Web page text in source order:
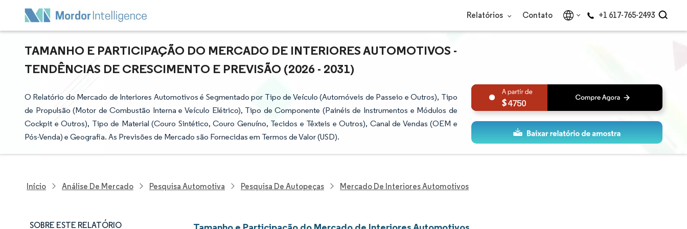
Relatórios Contato +1 617-765-2493
TAMANHO E PARTICIPAÇÃO DO MERCADO DE INTERIORES AUTOMOTIVOS -
TENDÊNCIAS DE CRESCIMENTO E PREVISÃO (2026 - 2031)
O Relatório do Mercado de Interiores Automotivos é Segmentado por Tipo de Veículo (Automóveis de Passeio e Outros), Tipo
de Propulsão (Motor de Combustão Interna e Veículo Elétrico), Tipo de Componente (Painéis de Instrumentos e Módulos de
Cockpit e Outros), Tipo de Material (Couro Sintético, Couro Genuíno, Tecidos e Têxteis e Outros), Canal de Vendas (OEM e
Pós-Venda) e Geografia. As Previsões de Mercado são Fornecidas em Termos de Valor (USD).
4750
Início Análise De Mercado Pesquisa Automotiva Pesquisa De Autopeças Mercado De Interiores Automotivos
SOBRE ESTE RELATÓRIO